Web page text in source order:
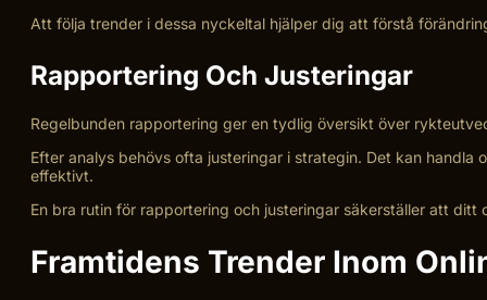
Att följa trender i dessa nyckeltal hjälper dig att förstå
Rapportering Och Justeringar
Regelbunden rapportering ger en tydlig översikt över
Efter analys behövs ofta justeringar i strategin. Det kan
effektivt.
En bra rutin för rapportering och justeringar säkerställer att
Framtidens Trender Inom